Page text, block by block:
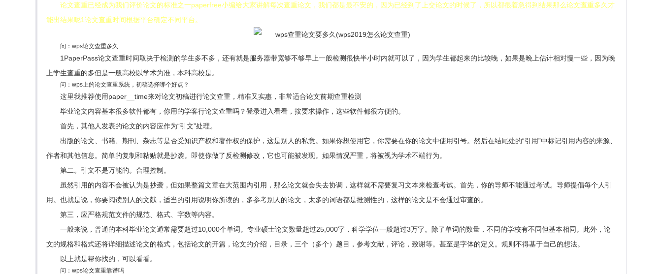
论文查重已经成为我们评价论文的标准之一paperfree小编给大家讲解每次查重论文，我们都是最不安的，因为已经到了上交论文的时候了，所以都很着急得到结果那么论文查重多久才
能出结果呢1论文查重时间根据平台确定不同平台。
问：wps论文查重多久
1PaperPass论文查重时间取决于检测的学生多不多，还有就是服务器带宽够不够早上一般检测很快半小时内就可以了，因为学生都起来的比较晚，如果是晚上估计相对慢一些，因为晚
上学生查重的多但是一般高校以学术为准，本科高校是。
问：wps上的论文查重系统，初稿选择哪个好点？
这里我推荐使用paper__time来对论文初稿进行论文查重，精准又实惠，非常适合论文前期查重检测
毕业论文内容基本很多软件都有，你用的学客行论文查重吗？登录进入看看，按要求操作，这些软件都很方便的。
首先，其他人发表的论文的内容应作为“引文”处理。
出版的论文、书籍、期刊、杂志等是否受知识产权和著作权的保护，这是别人的私意。如果你想使用它，你需要在你的论文中使用引号。然后在结尾处的“引用”中标记引用内容的来源、
作者和其他信息。简单的复制和粘贴就是抄袭。即使你做了反检测修改，它也可能被发现。如果情况严重，将被视为学术不端行为。
第二。引文不是万能的。合理控制。
虽然引用的内容不会被认为是抄袭，但如果整篇文章在大范围内引用，那么论文就会失去协调，这样就不需要复习文本来检查考试。首先，你的导师不能通过考试。导师提倡每个人引
用。也就是说，你要阅读别人的文献，适当的引用说明你所读的，多参考别人的论文，太多的词语都是推测性的，这样的论文是不会通过审查的。
第三，应严格规范文件的规范、格式、字数等内容。
一般来说，普通的本科毕业论文通常需要超过10,000个单词。专业硕士论文数量超过25,000字，科学学位一般超过3万字。除了单词的数量，不同的学校有不同但基本相同。此外，论
文的规格和格式还将详细描述论文的格式，包括论文的开篇，论文的介绍，目录，三个（多个）题目，参考文献，评论，致谢等。甚至是字体的定义。规则不得基于自己的想法。
以上就是帮你找的，可以看看。
问：wps论文查重靠谱吗